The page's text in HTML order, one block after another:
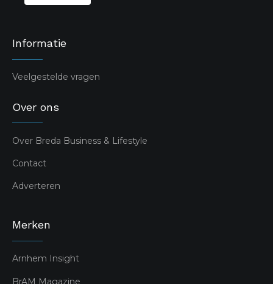
Informatie
Veelgestelde vragen
Over ons
Over Breda Business & Lifestyle
Contact
Adverteren
Merken
Arnhem Insight
BrAM Magazine